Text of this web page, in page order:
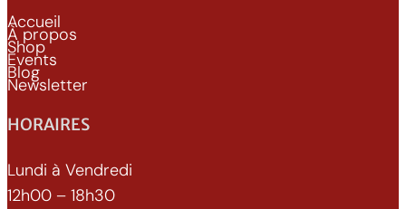
Accueil
À propos
Shop
Events
Blog
Newsletter
HORAIRES
Lundi à Vendredi
12h00 – 18h30